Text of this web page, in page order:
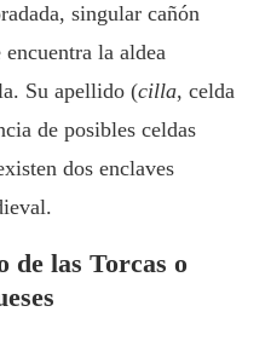
singular cañón
la aldea
Su apellido (cilla, celda
de posibles celdas
dos enclaves
las Torcas o